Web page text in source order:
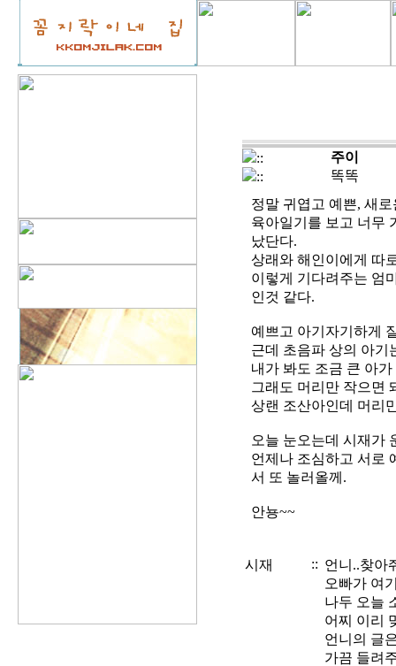
::
주이
::
똑똑
정말 귀엽고 예쁜, 새
육아일기를 보고 너무
났단다.
상래와 해인이에게 따
이렇게 기다려주는 엄
인것 같다.
예쁘고 아기자기하게
근데 초음파 상의 아기
내가 봐도 조금 큰 아가
그래도 머리만 작으면
상랜 조산아인데 머리
오늘 눈오는데 시재가
언제나 조심하고 서로
서 또 놀러올께.
안뇽~~
시재 :: 언니..찾아
오빠가 여
나두 오늘
어찌 이리
언니의 글
가끔 들려